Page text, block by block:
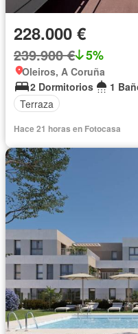
228.000 €
239.900 € 5%
Oleiros, A Coruña
2 Dormitorios
1
Terraza
Hace 21 horas en Fotocasa